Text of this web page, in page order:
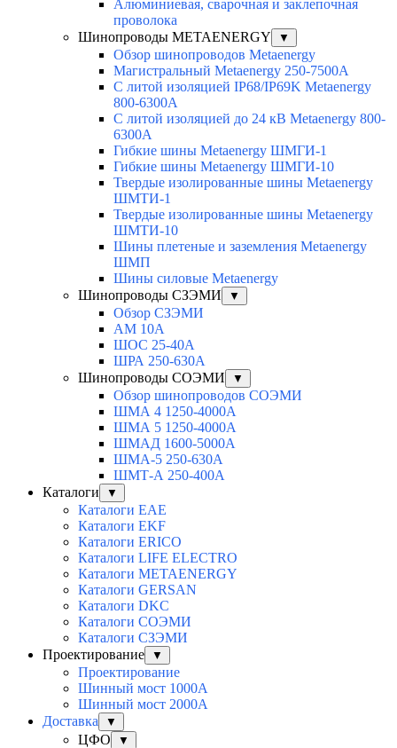
Алюминиевая, cварочная и заклепочная
проволока
Шинопроводы METAENERGY
▼
Обзор шинопроводов Metaenergy
Магистральный Metaenergy 250-7500A
С литой изоляцией IP68/IP69K Metaenergy
800-6300A
С литой изоляцией до 24 кВ Metaenergy 800-
6300A
Гибкие шины Metaenergy ШМГИ-1
Гибкие шины Metaenergy ШМГИ-10
Твердые изолированные шины Metaenergy
ШМТИ-1
Твердые изолированные шины Metaenergy
ШМТИ-10
Шины плетеные и заземления Metaenergy
ШМП
Шины силовые Metaenergy
Шинопроводы СЗЭМИ
▼
Обзор СЗЭМИ
АМ 10А
ШОС 25-40А
ШРА 250-630А
Шинопроводы СОЭМИ
▼
Обзор шинопроводов СОЭМИ
ШМА 4 1250-4000А
ШМА 5 1250-4000А
ШМАД 1600-5000А
ШМА-5 250-630А
ШМТ-А 250-400А
Каталоги
▼
Каталоги EAE
Каталоги EKF
Каталоги ERICO
Каталоги LIFE ELECTRO
Каталоги METAENERGY
Каталоги GERSAN
Каталоги DKC
Каталоги СОЭМИ
Каталоги СЗЭМИ
Проектирование
▼
Проектирование
Шинный мост 1000А
Шинный мост 2000А
Доставка
▼
ЦФО ▼